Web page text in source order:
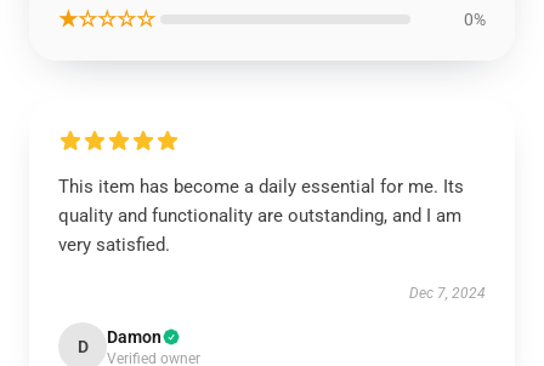
★☆☆☆☆ 0%
This item has become a daily essential for me. Its
quality and functionality are outstanding, and I am
very satisfied.
Dec 7, 2024
D Damon
Verified owner